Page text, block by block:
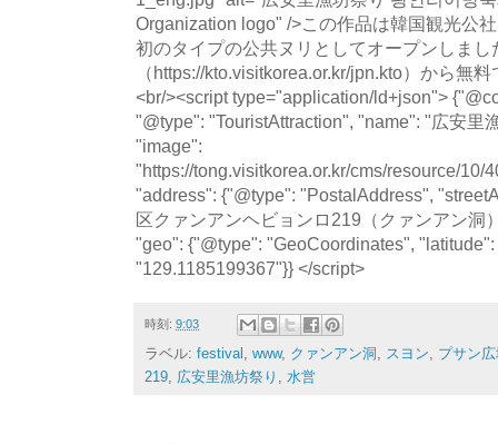
時刻: 9:03
ラベル: festival , www, クァンアン洞, スヨン, プサン
219, 広安里漁坊祭り , 水営